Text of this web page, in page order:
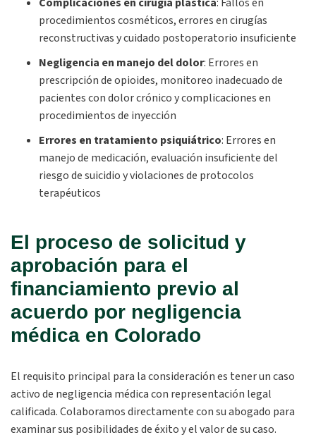
procedimientos cosméticos, errores en cirugías
reconstructivas y cuidado postoperatorio insuficiente
Negligencia en manejo del dolor: Errores en
prescripción de opioides, monitoreo inadecuado de
pacientes con dolor crónico y complicaciones en
procedimientos de inyección
Errores en tratamiento psiquiátrico: Errores en
manejo de medicación, evaluación insuficiente del
riesgo de suicidio y violaciones de protocolos
terapéuticos
El proceso de solicitud y
aprobación para el
financiamiento previo al
acuerdo por negligencia
médica en Colorado
El requisito principal para la consideración es tener un caso
activo de negligencia médica con representación legal
calificada. Colaboramos directamente con su abogado para
examinar sus posibilidades de éxito y el valor de su caso.